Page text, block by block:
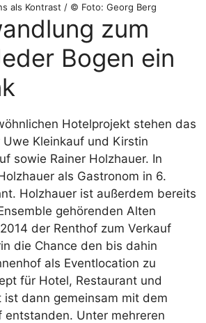
als Kontrast / © Foto: Georg Berg
zum
Bogen ein
Hotelprojekt stehen das
Kleinkauf und Kirstin
sowie Rainer Holzhauer. In
als Gastronom in 6.
Holzhauer ist außerdem bereits
gehörenden Alten
der Renthof zum Verkauf
die Chance den bis dahin
als Eventlocation zu
für Hotel, Restaurant und
dann gemeinsam mit dem
entstanden. Unter mehreren